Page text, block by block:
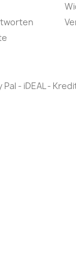
Pal - iDEAL -